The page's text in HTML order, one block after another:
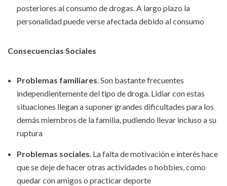
posteriores al consumo de drogas. A largo plazo la
personalidad puede verse afectada debido al consumo
Consecuencias Sociales
Problemas familiares. Son bastante frecuentes
independientemente del tipo de droga. Lidiar con estas
situaciones llegan a suponer grandes dificultades para los
demás miembros de la familia, pudiendo llevar incluso a su
ruptura
Problemas sociales. La falta de motivación e interés hace
que se deje de hacer otras actividades o hobbies, como
quedar con amigos o practicar deporte